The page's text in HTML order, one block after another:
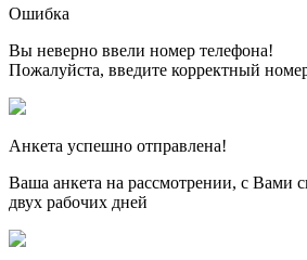
Ошибка
Вы неверно ввели номер телефона!
Пожалуйста, введите корректный
Анкета успешно отправлена!
Ваша анкета на рассмотрении, с Вами
двух рабочих дней